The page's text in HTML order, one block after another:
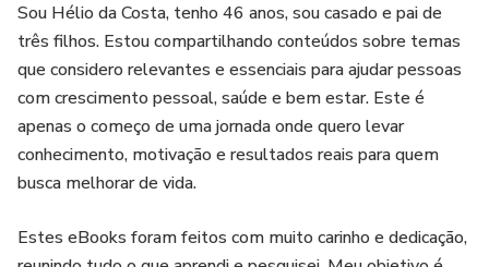
EASY, Montessori)
🙏 E muito mais, sempre com amor, paciência e presença!
✨ Por que este e-book é diferente:
✔️ Linguagem simples, leve e empática feita por quem
Sou Hélio da Costa, tenho 46 anos, sou casado e pai de
três filhos. Estou compartilhando conteúdos sobre temas
que considero relevantes e essenciais para ajudar pessoas
com crescimento pessoal, saúde e bem estar. Este é
apenas o começo de uma jornada onde quero levar
conhecimento, motivação e resultados reais para quem
busca melhorar de vida.
Estes eBooks foram feitos com muito carinho e dedicação,